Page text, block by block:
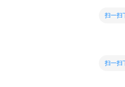
扫一扫
扫一扫